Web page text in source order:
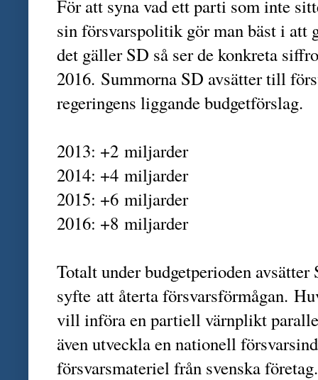
För att syna vad ett parti som inte
sin försvarspolitik gör man bäst i att
det gäller SD så ser de konkreta
2016. Summorna SD avsätter till
regeringens liggande budgetförslag.
2013: +2 miljarder
2014: +4 miljarder
2015: +6 miljarder
2016: +8 miljarder
Totalt under budgetperioden
syfte att återta försvarsförmågan.
vill införa en partiell värnplikt
även utveckla en nationell
försvarsmateriel från svenska